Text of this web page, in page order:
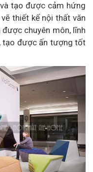
tạo được cảm hứng
thiết kế nội thất văn
chuyên môn, lĩnh
tạo được ấn tượng tốt